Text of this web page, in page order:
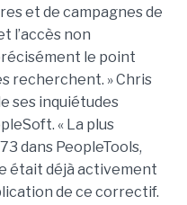
et de campagnes de
l’accès non
le point
recherchent. » Chris
ses inquiétudes
« La plus
dans PeopleTools,
était déjà activement
de ce correctif.